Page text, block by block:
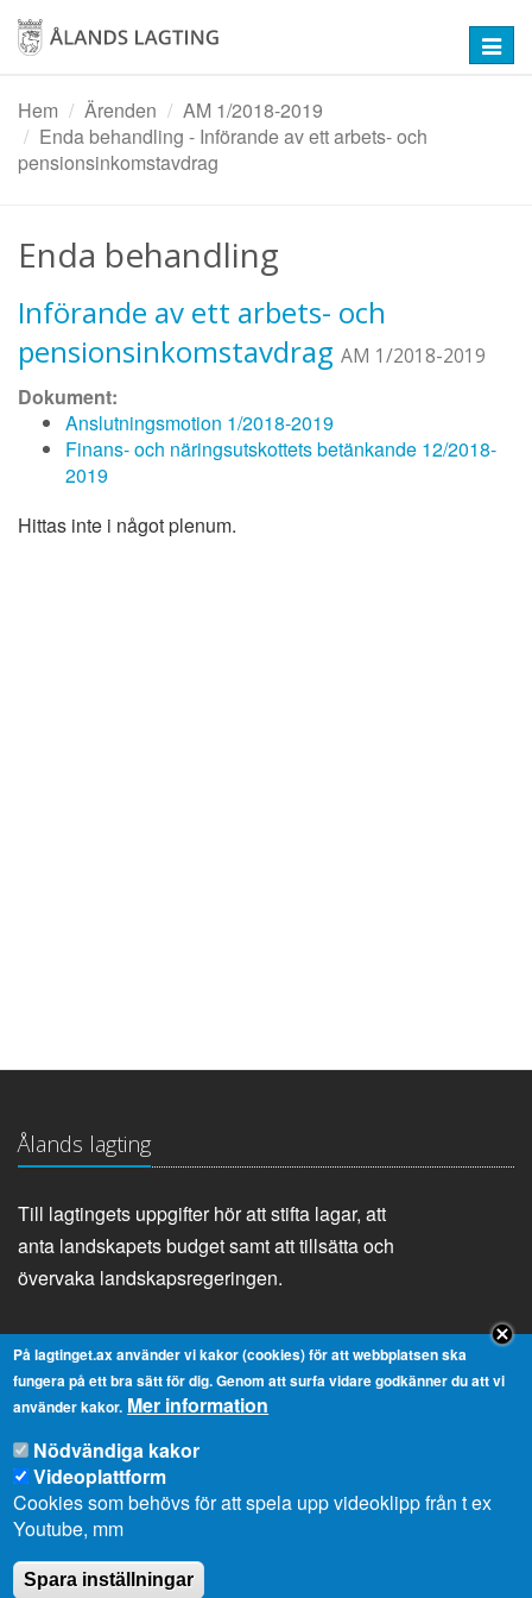
Hoppa
huvudinnehåll
Hem
Ärenden
AM 1/2018-2019
Enda behandling - Införande av ett arbets- och
pensionsinkomstavdrag
Enda behandling
Införande av ett arbets- och
pensionsinkomstavdrag AM 1/2018-2019
Dokument:
Anslutningsmotion 1/2018-2019
Finans- och näringsutskottets betänkande 12/2018-
2019
Hittas inte i något plenum.
Ålands lagting
Till lagtingets uppgifter hör att stifta lagar, att
anta landskapets budget samt att tillsätta och
övervaka landskapsregeringen.
Genvägar
Lagtingsbiblioteket
Youtube
Extranät
In English
Om cookies
På lagtinget.ax använder vi kakor (cookies) för att webbplatsen ska
fungera på ett bra sätt för dig. Genom att surfa vidare godkänner du att vi
använder kakor. Mer information
Nödvändiga kakor
Videoplattform
Cookies som behövs för att spela upp videoklipp från t ex
Youtube, mm
Spara inställningar